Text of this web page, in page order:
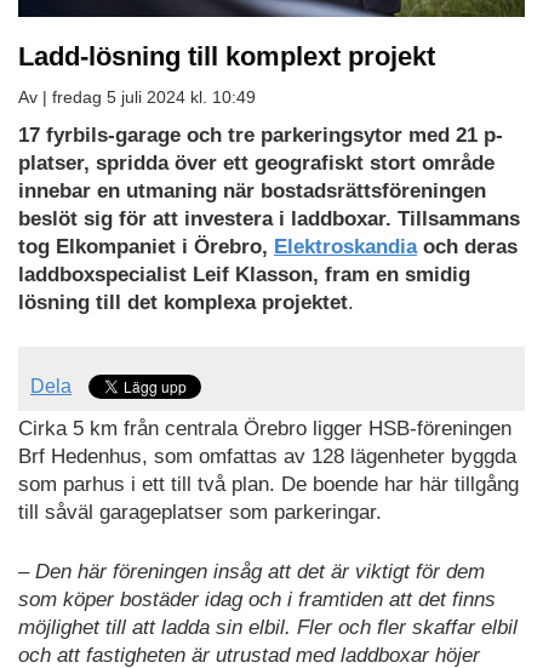
Ladd-lösning till komplext projekt
Av | fredag 5 juli 2024 kl. 10:49
17 fyrbils-garage och tre parkeringsytor med 21 p-
platser, spridda över ett geografiskt stort område
innebar en utmaning när bostadsrättsföreningen
beslöt sig för att investera i laddboxar. Tillsammans
tog Elkompaniet i Örebro, Elektroskandiaoch deras
laddboxspecialist Leif Klasson, fram en smidig
lösning till det komplexa projektet.
Dela
Cirka 5 km från centrala Örebro ligger HSB-föreningen
Brf Hedenhus, som omfattas av 128 lägenheter byggda
som parhus i ett till två plan. De boende har här tillgång
till såväl garageplatser som parkeringar.
– Den här föreningen insåg att det är viktigt för dem
som köper bostäder idag och i framtiden att det finns
möjlighet till att ladda sin elbil. Fler och fler skaffar elbil
och att fastigheten är utrustad med laddboxar höjer